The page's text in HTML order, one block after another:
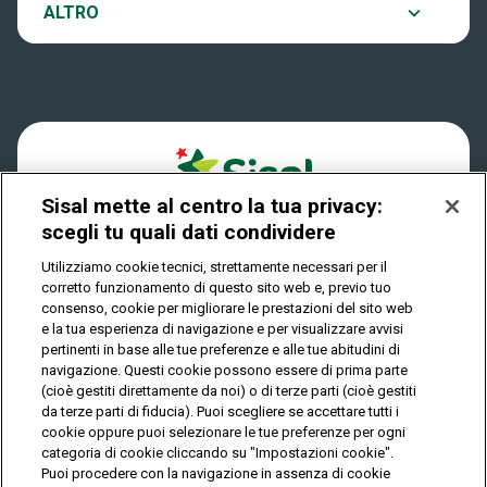
Play Your Date
Dove si gioca
Quanto si vince
Come riscuotere
ALTRO
Notifiche
Privacy
IL GIOCO È VIETATO AI MINORI E PUÒ CAUSARE
DIPENDENZA PATOLOGICA
© Copyright Sisal Italia S.p.A. - P.I. 02433760135
Privacy Cookies
Mappa
del
sito
Sisal mette al centro la tua privacy:
scegli tu quali dati condividere
Utilizziamo cookie tecnici, strettamente necessari per il
corretto funzionamento di questo sito web e, previo tuo
consenso, cookie per migliorare le prestazioni del sito web
e la tua esperienza di navigazione e per visualizzare avvisi
pertinenti in base alle tue preferenze e alle tue abitudini di
navigazione. Questi cookie possono essere di prima parte
(cioè gestiti direttamente da noi) o di terze parti (cioè gestiti
da terze parti di fiducia). Puoi scegliere se accettare tutti i
cookie oppure puoi selezionare le tue preferenze per ogni
categoria di cookie cliccando su "Impostazioni cookie".
Puoi procedere con la navigazione in assenza di cookie